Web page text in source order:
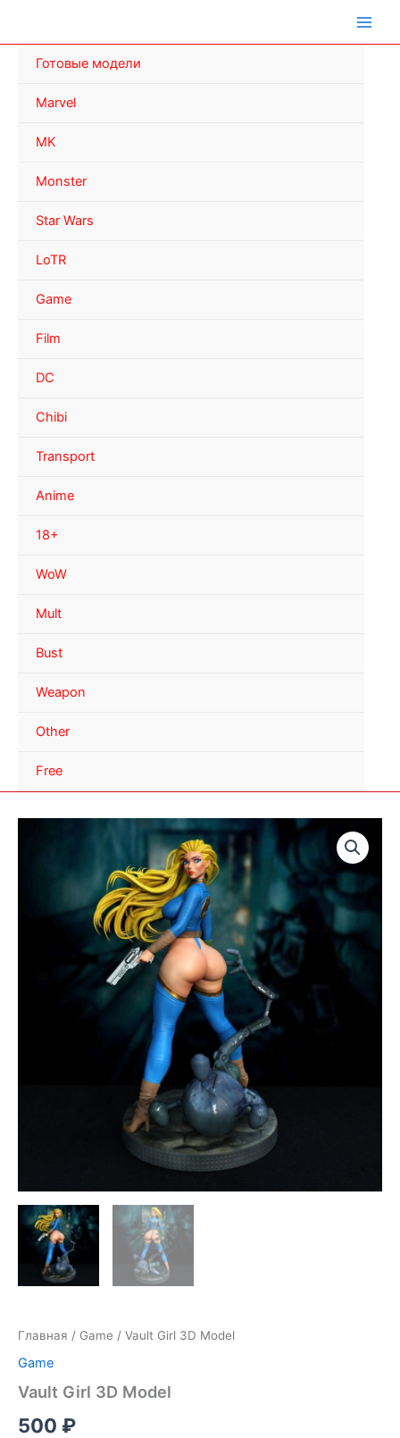
Готовые модели
Marvel
MK
Monster
Star Wars
LoTR
Game
Film
DC
Chibi
Transport
Anime
18+
WoW
Mult
Bust
Weapon
Other
Free
Главная / Game / Vault Girl 3D Model
Game
Vault Girl 3D Model
500 ₽